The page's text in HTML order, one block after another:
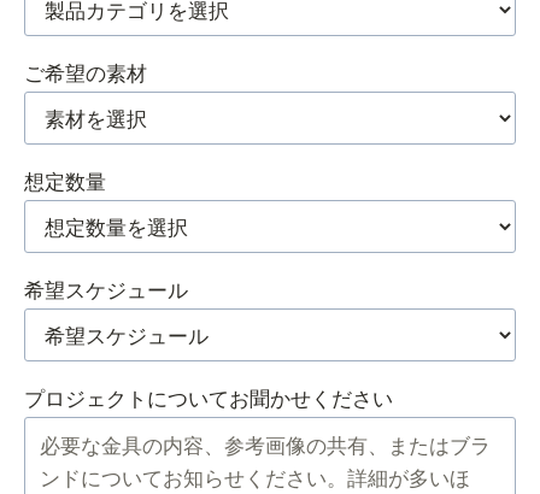
ご希望の素材
想定数量
希望スケジュール
プロジェクトについてお聞かせください